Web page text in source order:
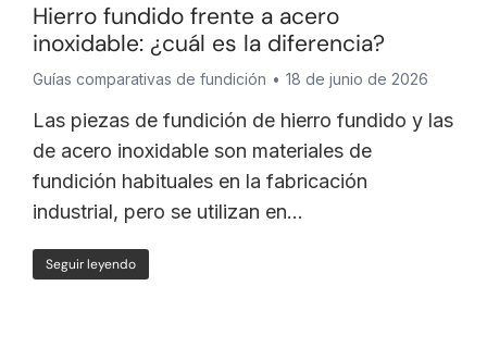
Hierro fundido frente a acero
inoxidable: ¿cuál es la diferencia?
Guías comparativas de fundición 18 de junio de 2026
Las piezas de fundición de hierro fundido y las
de acero inoxidable son materiales de
fundición habituales en la fabricación
industrial, pero se utilizan en…
Seguir leyendo